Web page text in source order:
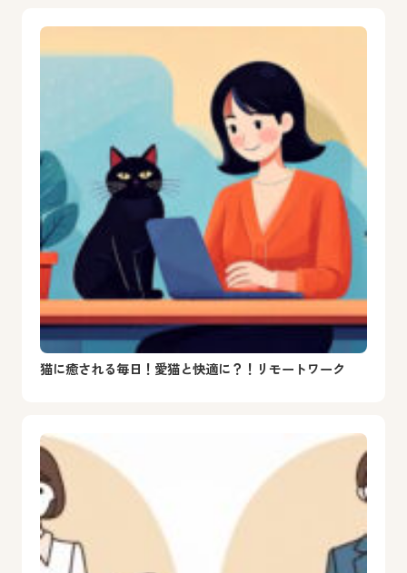
猫に癒される毎日！愛猫と快適に？！リモートワーク